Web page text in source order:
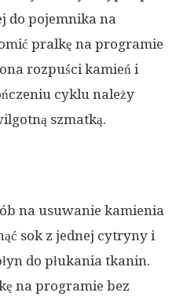
do pojemnika na
pralkę na programie
rozpuści kamień i
cyklu należy
szmatką.
na usuwanie kamienia
sok z jednej cytryny i
do płukania tkanin.
na programie bez